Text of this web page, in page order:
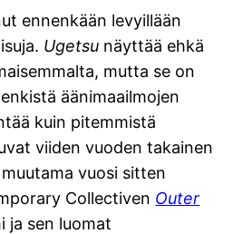
ennenkään levyillään
Ugetsu näyttää ehkä
mutta se on
äänimaailmojen
kuin pitemmistä
viiden vuoden takainen
vuosi sitten
Collectiven Outer
ja sen luomat